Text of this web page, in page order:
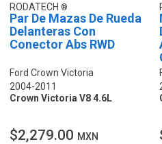
RODATECH
Par De Mazas De Rueda
Delanteras Con
Conector Abs RWD
Ford Crown Victoria
2004-2011
Crown Victoria V8 4.6L
$2,279.00 MXN